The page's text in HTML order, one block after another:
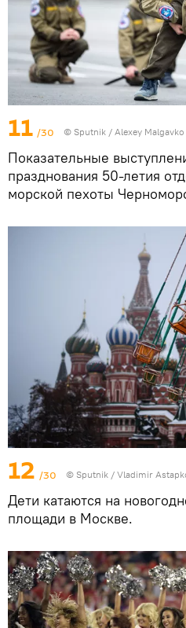
11 /30 © Sputnik / Alexey Malgavko
Показательные
празднования 50-летия
морской пехоты
12 /30 © Sputnik / Vladimir
Дети катаются на
площади в Москве.